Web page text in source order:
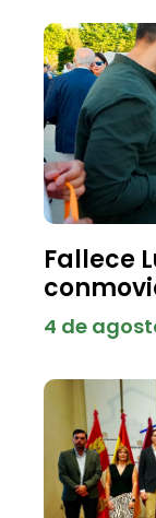
Fallece
4 de